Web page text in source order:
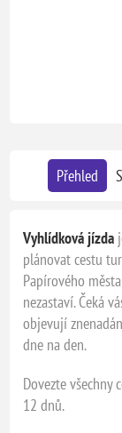
Přehled
Vyhlídková jízda
plánovat cestu
Papírového
nezastaví. Čeká
objevují
dne na den.
Dovezte všechny
12 dnů.